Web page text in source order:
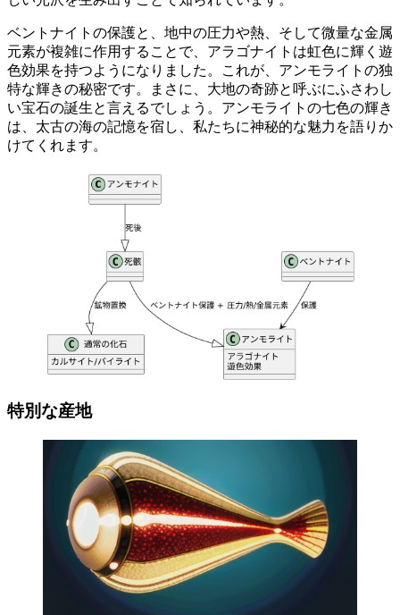
ベントナイトの保護と、 地中の圧力や熱 、そして微量な金属
元素が複雑に作用することで、アラゴナイトは虹色に輝く遊
色効果を持つようになりました。これが、アンモライトの独
特な輝きの秘密です。まさに、大地の奇跡と呼ぶにふさわし
い宝石の誕生と言えるでしょう。アンモライトの七色の輝き
は、太古の海の記憶を宿し、私たちに神秘的な魅力を語りか
けてくれます。
特別な産地